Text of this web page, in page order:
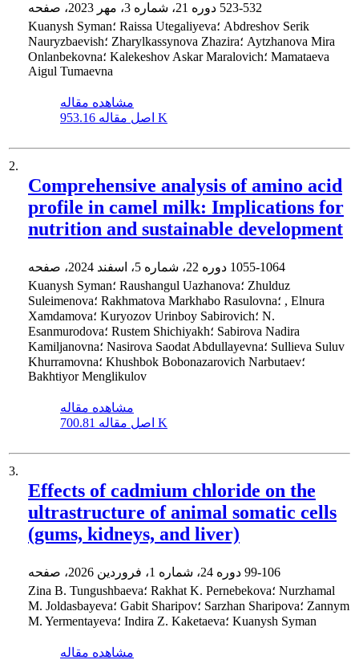
523-532
Kuanysh Syman؛ Raissa Utegaliyeva؛ Abdreshov Serik
Nauryzbaevish؛ Zharylkassynova Zhazira؛ Aytzhanova Mira
Onlanbekovna؛ Kalekeshov Askar Maralovich؛ Mamataeva
Aigul Tumaevna
مشاهده مقاله
اصل مقاله 953.16 K
2.
Comprehensive analysis of amino acid
profile in camel milk: Implications for
nutrition and sustainable development
1055-1064
Kuanysh Syman؛ Raushangul Uazhanova؛ Zhulduz
Suleimenova؛ Rakhmatova Markhabo Rasulovna؛ , Elnura
Xamdamova؛ Kuryozov Urinboy Sabirovich؛ N.
Esanmurodova؛ Rustem Shichiyakh؛ Sabirova Nadira
Kamiljanovna؛ Nasirova Saodat Abdullayevna؛ Sullieva Suluv
Khurramovna؛ Khushbok Bobonazarovich Narbutaev؛
Bakhtiyor Menglikulov
مشاهده مقاله
اصل مقاله 700.81 K
3.
Effects of cadmium chloride on the
ultrastructure of animal somatic cells
(gums, kidneys, and liver)
99-106
Zina B. Tungushbaeva؛ Rakhat K. Pernebekova؛ Nurzhamal
M. Joldasbayeva؛ Gabit Sharipov؛ Sarzhan Sharipova؛ Zannym
M. Yermentayeva؛ Indira Z. Kaketaeva؛ Kuanysh Syman
مشاهده مقاله